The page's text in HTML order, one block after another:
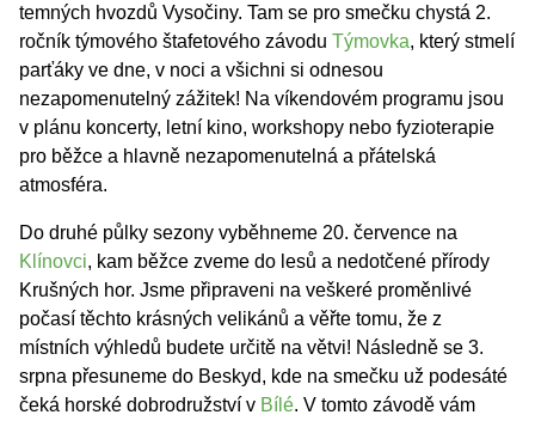
temných hvozdů Vysočiny. Tam se pro smečku chystá 2.
ročník týmového štafetového závodu Týmovka, který stmelí
parťáky ve dne, v noci a všichni si odnesou
nezapomenutelný zážitek! Na víkendovém programu jsou
v plánu koncerty, letní kino, workshopy nebo fyzioterapie
pro běžce a hlavně nezapomenutelná a přátelská
atmosféra.
Do druhé půlky sezony vyběhneme 20. července na
Klínovci, kam běžce zveme do lesů a nedotčené přírody
Krušných hor. Jsme připraveni na veškeré proměnlivé
počasí těchto krásných velikánů a věřte tomu, že z
místních výhledů budete určitě na větvi! Následně se 3.
srpna přesuneme do Beskyd, kde na smečku už podesáté
čeká horské dobrodružství v Bílé. V tomto závodě vám